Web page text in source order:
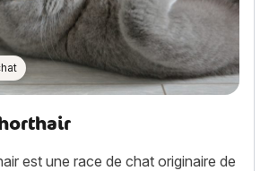
est une race de chat originaire de